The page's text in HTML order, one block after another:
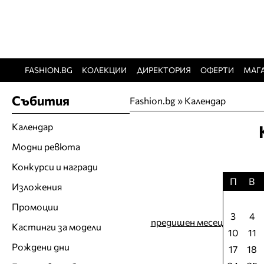
FASHION.BG КОЛЕКЦИИ ДИРЕКТОРИЯ ОФЕРТИ
Fashion.bg» Календар
предишен месец
П
В
3
4
10
11
17
18
Събития
Календар
Модни ревюта
Конкурси и награди
Изложения
Промоции
Кастинги за модели
Рождени дни